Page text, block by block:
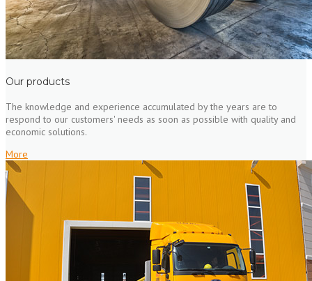
Our products
The knowledge and experience accumulated by the years are to
respond to our customers' needs as soon as possible with quality and
economic solutions.
More